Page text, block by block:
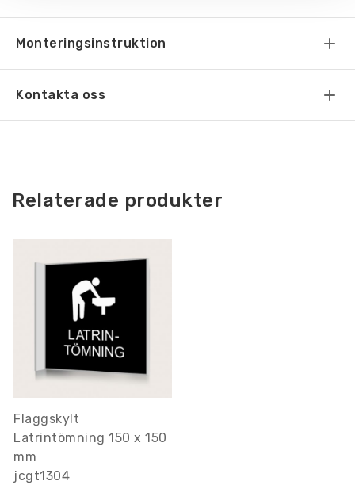
Monteringsinstruktion
Kontakta oss
Relaterade produkter
Flaggskylt
Latrintömning 150 x 150
mm
jcgt1304